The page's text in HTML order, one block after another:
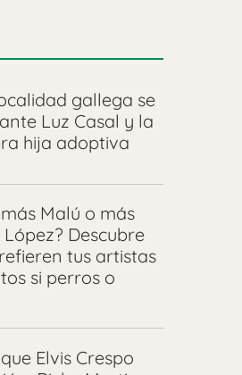
gallega se
Luz Casal y la
hija adoptiva
Malú o más
Descubre
tus artistas
si perros o
Elvis Crespo